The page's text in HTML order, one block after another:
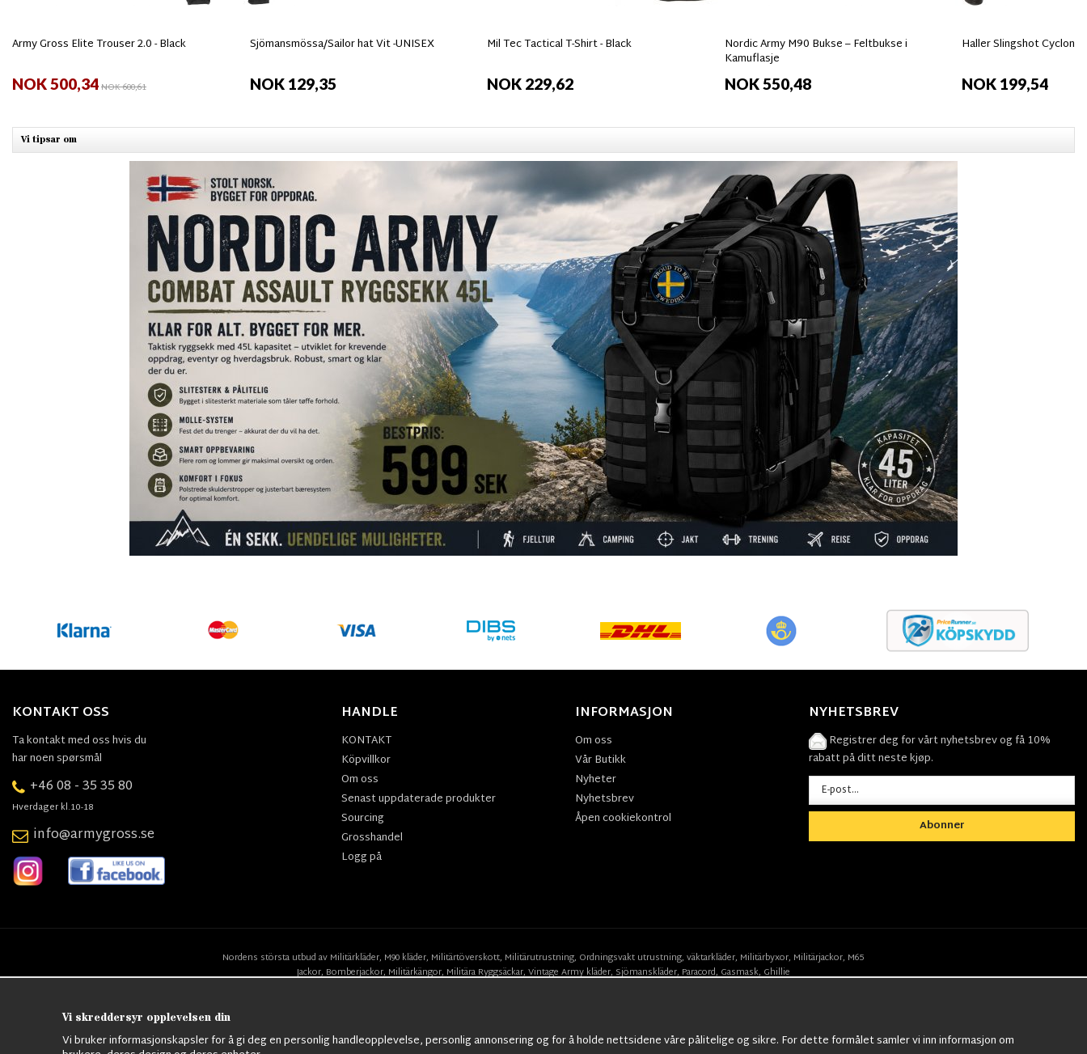
Army Gross Elite Trouser 2.0 - Black
NOK 500,34NOK 600,61
Sjömansmössa/Sailor hat Vit -UNISEX
NOK 129,35
Mil Tec Tactical T-Shirt - Black
NOK 229,62
Nordic Army M90 Bukse – Feltbukse i
Kamuflasje
NOK 550,48
Haller Slingshot Cyclone
NOK 199,54
Vi tipsar om
KONTAKT OSS
Ta kontakt med oss hvis du
har noen spørsmål
+46 08 - 35 35 80
Hverdager kl.10-18
info@armygross.se
HANDLE
KONTAKT
Köpvillkor
Om oss
Senast uppdaterade produkter
Sourcing
Grosshandel
Logg på
INFORMASJON
Om oss
Vår Butikk
Nyheter
Nyhetsbrev
Åpen cookiekontrol
NYHETSBREV
Registrer deg for vårt nyhetsbrev og få 10%
rabatt på ditt neste kjøp.
Abonner
Nordens största utbud av Militärkläder, M90 kläder, Militärtöverskott, Militärutrustning, Ordningsvakt utrustning, väktarkläder, Militärbyxor, Militärjackor, M65
Jackor, Bomberjackor, Militärkängor, Militära Ryggsäckar, Vintage Army kläder, Sjömanskläder, Paracord, Gasmask, Ghillie
Vi skreddersyr opplevelsen din
Vi bruker informasjonskapsler for å gi deg en personlig handleopplevelse, personlig annonsering og for å holde nettsidene våre pålitelige og sikre. For dette formålet samler vi inn informasjon om